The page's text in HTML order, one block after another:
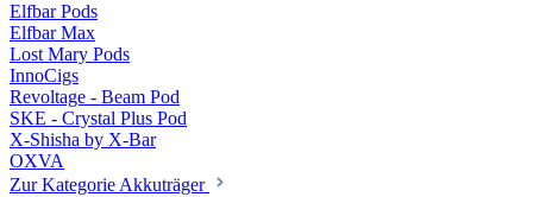
Elfbar Pods
Elfbar Max
Lost Mary Pods
InnoCigs
Revoltage - Beam Pod
SKE - Crystal Plus Pod
X-Shisha by X-Bar
OXVA
Zur Kategorie Akkuträger